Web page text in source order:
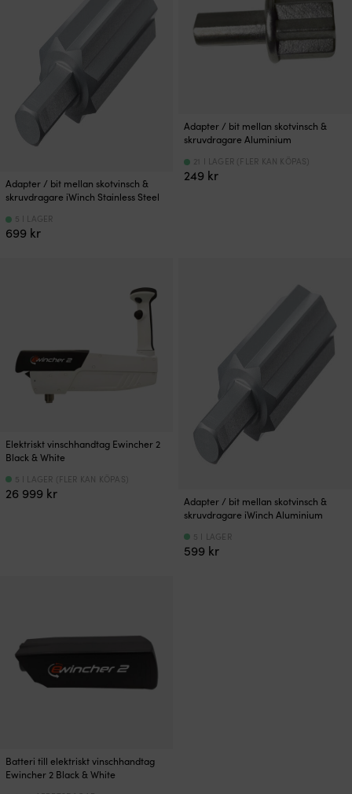
Adapter / bit mellan skotvinsch &
skruvdragare iWinch Stainless Steel
699 kr
5 I LAGER
Adapter / bit mellan skotvinsch &
skruvdragare Aluminium
249 kr
21 I LAGER (FLER KAN KÖPAS)
Elektriskt vinschhandtag Ewincher 2
Black & White
26 999 kr
5 I LAGER (FLER KAN KÖPAS)
Adapter / bit mellan skotvinsch &
skruvdragare iWinch Aluminium
599 kr
5 I LAGER
Batteri till elektriskt vinschhandtag
Ewincher 2 Black & White